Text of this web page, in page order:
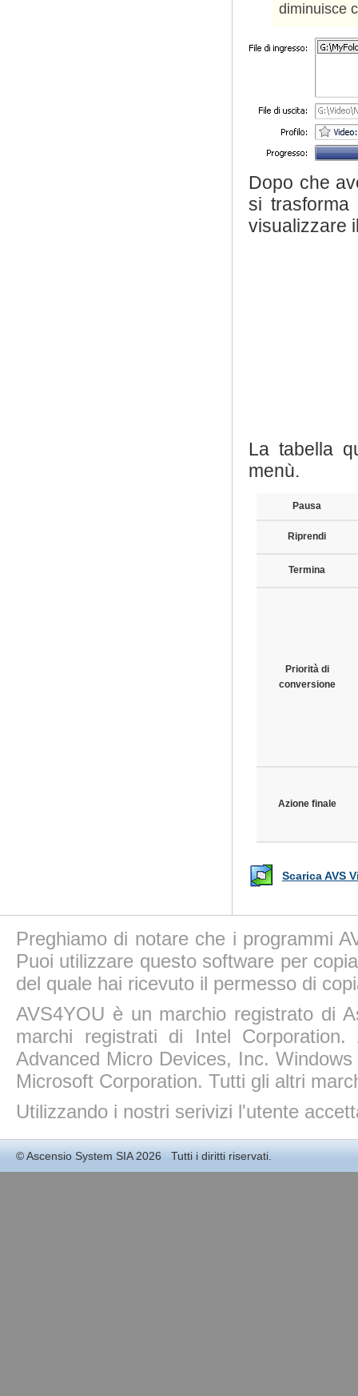
diminuisce
Dopo che
si
visualizzare
La tabella
menù.
Pausa
Riprendi
Termina
Priorità di
conversione
Azione finale
Scarica AVS
Preghiamo di notare che i programmi
Puoi utilizzare questo software per
del quale hai ricevuto il permesso di
AVS4YOU è un marchio registrato di
marchi registrati di Intel
Advanced Micro Devices, Inc.
Microsoft Corporation. Tutti gli altri
Utilizzando i nostri serivizi l'utente
©Ascensio System SIA2026 Tutti i diritti riservati.